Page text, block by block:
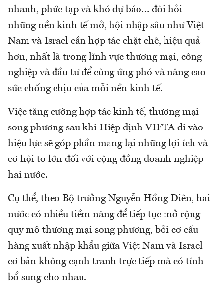
nhanh, phức tạp và khó dự báo… đòi hỏi
những nền kinh tế mở, hội nhập sâu như Việt
Nam và Israel cần hợp tác chặt chẽ, hiệu quả
hơn, nhất là trong lĩnh vực thương mại, công
nghiệp và đầu tư để cùng ứng phó và nâng cao
sức chống chịu của mỗi nền kinh tế.
Việc tăng cường hợp tác kinh tế, thương mại
song phương sau khi Hiệp định VIFTA đi vào
hiệu lực sẽ góp phần mang lại những lợi ích và
cơ hội to lớn đối với cộng đồng doanh nghiệp
hai nước.
Cụ thể, theo Bộ trưởng Nguyễn Hồng Diên, hai
nước có nhiều tiềm năng để tiếp tục mở rộng
quy mô thương mại song phương, bởi cơ cấu
hàng xuất nhập khẩu giữa Việt Nam và Israel
cơ bản không cạnh tranh trực tiếp mà có tính
bổ sung cho nhau.